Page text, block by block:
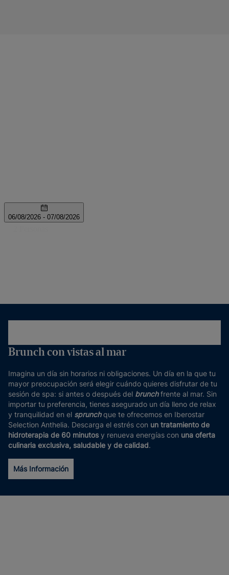
Brunch con vistas al mar
Imagina un día sin horarios ni obligaciones. Un día en la que tu
mayor preocupación será elegir cuándo quieres disfrutar de tu
sesión de spa: si antes o después del brunch frente al mar. Sin
importar tu preferencia, tienes asegurado un día lleno de relax
y tranquilidad en el sprunchque te ofrecemos en Iberostar
Selection Anthelia. Descarga el estrés con un tratamiento de
hidroterapia de 60 minutos y renueva energías con una oferta
culinaria exclusiva, saludable y de calidad.
Más Información